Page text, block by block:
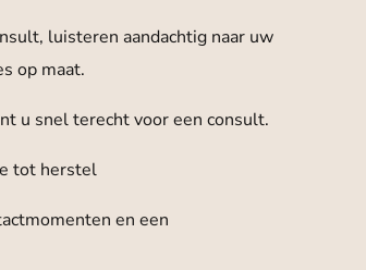
luisteren aandachtig naar uw
op maat.
u snel terecht voor een consult.
tot herstel
en een